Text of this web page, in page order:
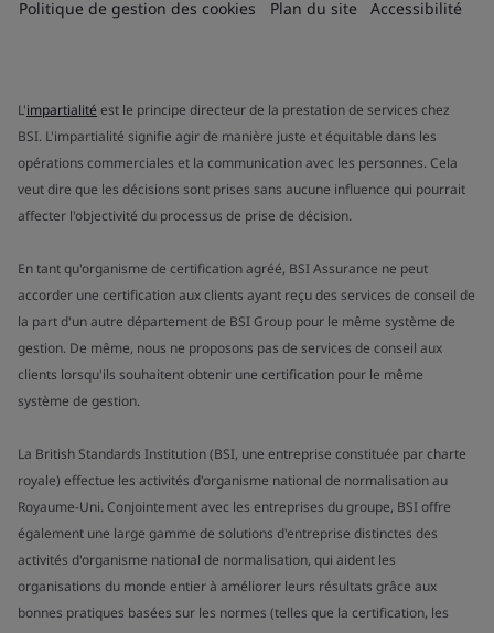
Politique de gestion des cookies Plan du site Accessibilité
L'impartialité est le principe directeur de la prestation de services chez
BSI. L'impartialité signifie agir de manière juste et équitable dans les
opérations commerciales et la communication avec les personnes. Cela
veut dire que les décisions sont prises sans aucune influence qui pourrait
affecter l'objectivité du processus de prise de décision.
En tant qu'organisme de certification agréé, BSI Assurance ne peut
accorder une certification aux clients ayant reçu des services de conseil de
la part d'un autre département de BSI Group pour le même système de
gestion. De même, nous ne proposons pas de services de conseil aux
clients lorsqu'ils souhaitent obtenir une certification pour le même
système de gestion.
La British Standards Institution (BSI, une entreprise constituée par charte
royale) effectue les activités d'organisme national de normalisation au
Royaume-Uni. Conjointement avec les entreprises du groupe, BSI offre
également une large gamme de solutions d'entreprise distinctes des
activités d'organisme national de normalisation, qui aident les
organisations du monde entier à améliorer leurs résultats grâce aux
bonnes pratiques basées sur les normes (telles que la certification, les